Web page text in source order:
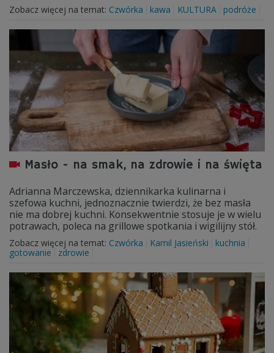
Zobacz więcej na temat: Czwórka kawa KULTURA podróże
Masło - na smak, na zdrowie i na święta
Adrianna Marczewska, dziennikarka kulinarna i
szefowa kuchni, jednoznacznie twierdzi, że bez masła
nie ma dobrej kuchni. Konsekwentnie stosuje je w wielu
potrawach, poleca na grillowe spotkania i wigilijny stół.
Zobacz więcej na temat: Czwórka Kamil Jasieński
kuchnia
gotowanie
zdrowie